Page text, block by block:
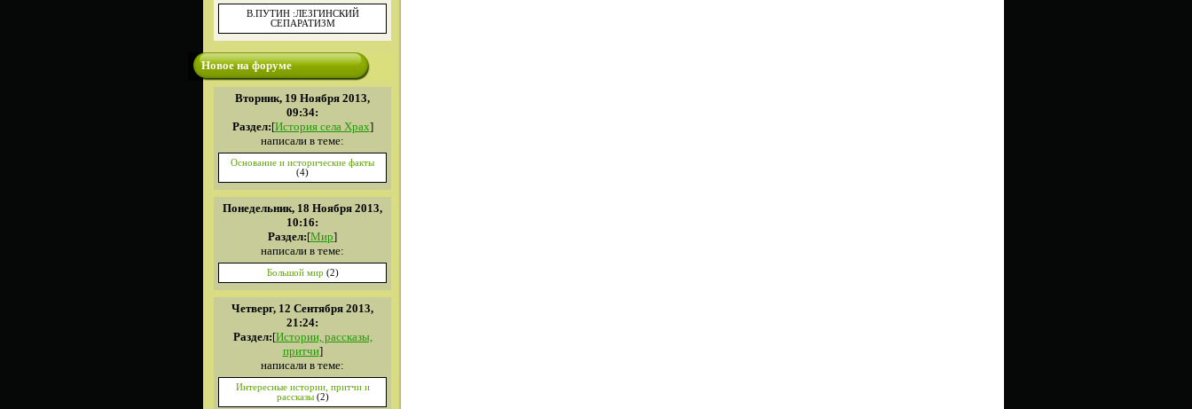
В.ПУТИН :ЛЕЗГИНСКИЙ
СЕПАРАТИЗМ
Новое на форуме
Вторник, 19 Ноября 2013,
09:34:
Раздел:[История села Храх]
написали в теме:
Основание и исторические факты
(4)
Понедельник, 18 Ноября 2013,
10:16:
Раздел:[Мир]
написали в теме:
Большой мир (2)
Четверг, 12 Сентября 2013,
21:24:
Раздел:[Истории, рассказы,
притчи]
написали в теме:
Интересные истории, притчи и
рассказы (2)